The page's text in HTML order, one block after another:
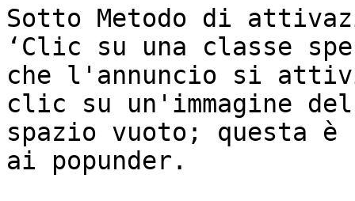
Sotto Metodo di
‘Clic su una classe
che l'annuncio si
clic su un'immagine
spazio vuoto; questa
ai popunder.